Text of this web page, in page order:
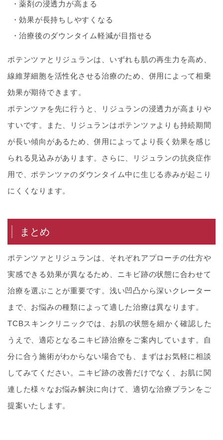
薬剤の浸透力が高まる
効果が長持ちしやすくなる
治療後のダウンタイム軽減が目指せる
ポテンツァとリジュランは、いずれも肌の再生力を高め、
線維芽細胞を活性化させる治療のため、併用によって相乗
効果が期待できます。
ポテンツァを先に行うと、リジュランの浸透力が高まりや
すいです。また、リジュランはポテンツァよりも持続期間
が長い傾向があるため、併用によってより長く効果を感じ
られる見込みがあります。さらに、リジュランの抗炎症作
用で、ポテンツァのダウンタイム中に生じる赤みが起こり
にくくなります。
まとめ
ポテンツァとリジュランは、それぞれアプローチの仕方や
実感できる効果が異なるため、ニキビ跡の状態に合わせて
治療を選ぶことが重要です。浅い凹凸から深いクレーター
まで、お悩みの種類によって適した治療は異なります。
TCBスキンクリニックでは、お肌の状態を細かく確認した
うえで、適応となるニキビ跡治療をご案内しています。自
分に合う施術がわからない場合でも、まずはお気軽に相談
してみてください。ニキビ跡の改善だけでなく、お肌に関
連した様々なお悩み解決に向けて、適切な治療プランをご
提案いたします。